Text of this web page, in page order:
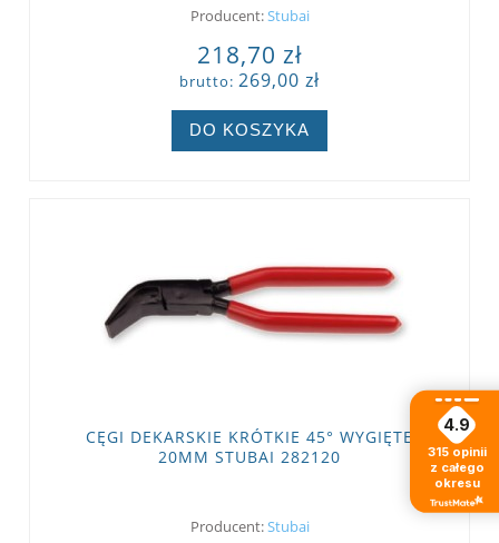
Producent:Stubai
218,70 zł
brutto: 269,00 zł
DO KOSZYKA
CĘGI DEKARSKIE KRÓTKIE 45° WYGIĘTE
20MM STUBAI 282120
Producent:Stubai
4.9
315 opinii
z całego
okresu